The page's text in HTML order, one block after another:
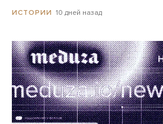
ИСТОРИИ 10 дней назад